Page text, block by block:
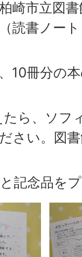
崎市立図
読書ノー
10冊分の
たら、ソフ
さい。図
記念品を